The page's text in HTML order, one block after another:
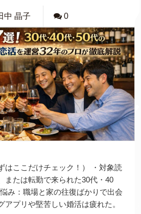
中 晶子 0
はここだけチェック！） ・対象読
または転勤で来られた30代・40
み：職場と家の往復ばかりで出会
アプリや堅苦しい婚活は疲れた。